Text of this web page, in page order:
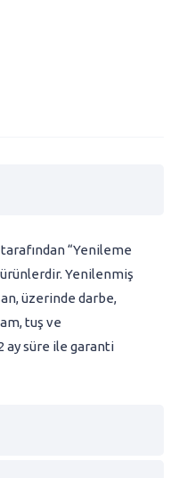
“Yenileme
Yenilenmiş
üzerinde darbe,
tuş ve
ay süre ile garanti